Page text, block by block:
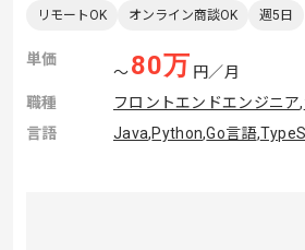
リモートOK オンライン商談OK 週5日
単価
〜80万 円／月
職種
フロントエンドエンジニア,
言語
Java,Python,Go言語,